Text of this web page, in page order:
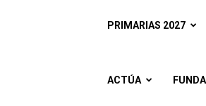
PRIMARIAS 2027
ACTÚA